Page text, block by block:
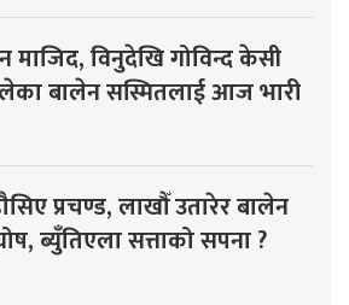
माजिद, विनुदेखि गोविन्द केसी
बालेन सस्मितलाई आज भारी
प्रचण्ड, लाखौँ उतारेर बालेन
ब्युँतिएला सत्ताको सपना ?